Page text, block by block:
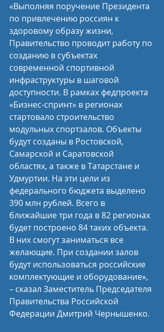
«Выполняя поручение Президента
по привлечению россиян к
здоровому образу жизни,
Правительство проводит работу по
созданию в субъектах
современной спортивной
инфраструктуры в шаговой
доступности. В рамках федпроекта
«Бизнес-спринт» в регионах
стартовало строительство
модульных спортзалов. Объекты
будут созданы в Ростовской,
Самарской и Саратовской
областях, а также в Татарстане и
Удмуртии. На эти цели из
федерального бюджета выделено
390 млн рублей. Всего в
ближайшие три года в 82 регионах
будет построено 84 таких объекта.
В них смогут заниматься все
желающие. При создании залов
будут использоваться российские
комплектующие и оборудование»,
– сказал Заместитель Председателя
Правительства Российской
Федерации Дмитрий Чернышенко.